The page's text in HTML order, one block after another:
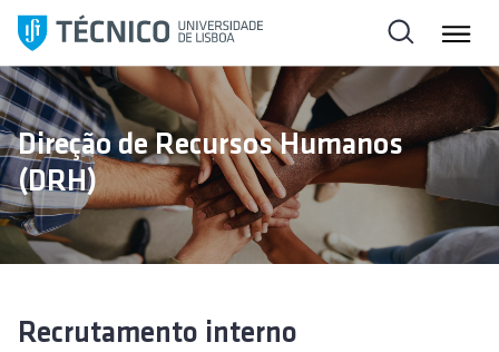
l
t
a
r
p
a
a
Direção de Recursos Humanos
(DRH)
Recrutamento interno